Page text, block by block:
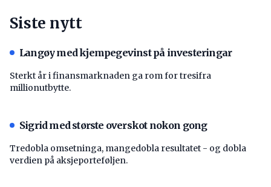
Siste nytt
Langøy med kjempegevinst på investeringar
Sterkt år i finansmarknaden ga rom for tresifra
millionutbytte.
Sigrid med største overskot nokon gong
Tredobla omsetninga, mangedobla resultatet - og dobla
verdien på aksjeporteføljen.